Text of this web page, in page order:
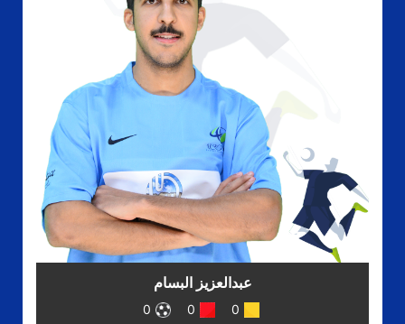
عبدالعزيز البسام
0
0
0